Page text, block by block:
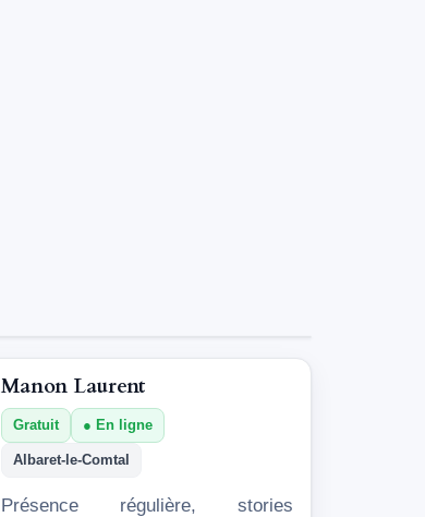
Manon Laurent
Gratuit En ligne
Albaret-le-Comtal
Présence régulière, stories